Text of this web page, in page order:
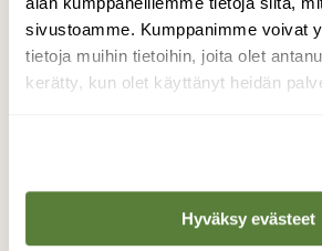
sivustoamme. Kumppanimme voivat
tietoja muihin tietoihin, joita olet
kerätty, kun olet käyttänyt heidän
Hyväksy evästeet
Revitty